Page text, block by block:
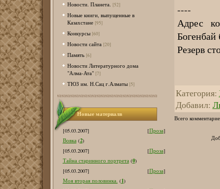
Новости. Планета. [52]
Новые книги, выпущенные в
Казахстане [95]
Конкурсы [60]
Новости сайта [20]
Память [6]
Новости Литературного дома
"Алма-Ата" [7]
ТЮЗ им. Н.Сац г.Алматы [5]
Новые материалв
[05.03.2007] [Проза]
Вовка (2)
[05.03.2007]
[Проза]
Тайна старинного портрета (0)
[05.03.2007]
[Проза]
Моя вторая половинка. (1)
----
Адрес
Богенбай
Резерв
Категория:
Добавил:
Всего